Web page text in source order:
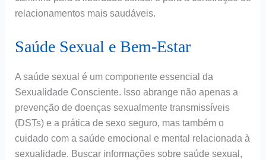
relacionamentos mais saudáveis.
Saúde Sexual e Bem-Estar
A saúde sexual é um componente essencial da
Sexualidade Consciente. Isso abrange não apenas a
prevenção de doenças sexualmente transmissíveis
(DSTs) e a prática de sexo seguro, mas também o
cuidado com a saúde emocional e mental relacionada à
sexualidade. Buscar informações sobre saúde sexual,